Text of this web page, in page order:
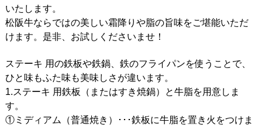
いたします。
松阪牛ならではの美しい霜降りや脂の旨味をご堪能いただ
けます。是非、お試しくださいませ！
ステーキ 用の鉄板や鉄鍋、鉄のフライパンを使うことで、
ひと味もふた味も美味しさが違います。
1.ステーキ 用鉄板（またはすき焼鍋）と牛脂を用意しま
す。
①ミディアム（普通焼き）･･･鉄板に牛脂を置き火をつけま